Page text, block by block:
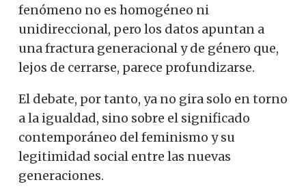
fenómeno no es homogéneo ni
unidireccional, pero los datos apuntan a
una fractura generacional y de género que,
lejos de cerrarse, parece profundizarse.
El debate, por tanto, ya no gira solo en torno
a la igualdad, sino sobre el significado
contemporáneo del feminismo y su
legitimidad social entre las nuevas
generaciones.